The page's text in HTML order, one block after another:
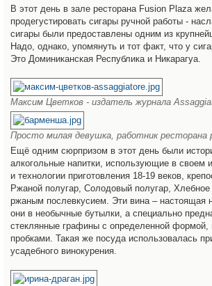
В этот день в зале ресторана Fusion Plaza
продегустировать сигары ручной работы -
сигары были предоставлены одним из
Надо, однако, упомянуть и тот факт, что у
Это Доминиканская Республика и Никарагуа.
Максим Цветков - издатель журнала
Просто милая девушка, работник
Ещё одним сюрпризом в этот день были
алкогольные напитки, использующие в своем
и технологии приготовления 18-19 веков,
Ржаной полугар, Солодовый полугар,
ржаным послевкусием. Эти вина – настоящая
они в необычные бутылки, а специально
стеклянные графины с определенной
пробками. Такая же посуда использовалась
усадебного винокурения.